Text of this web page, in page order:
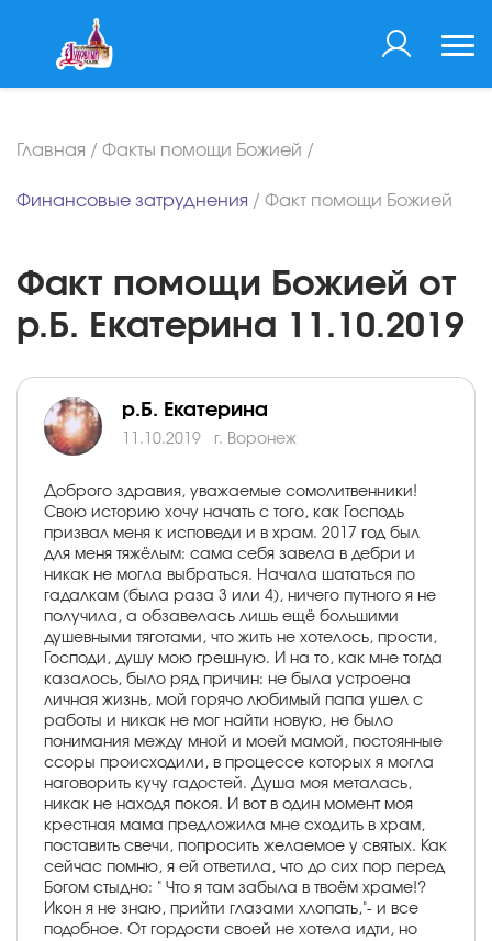
Главная / Факты помощи Божией /
Финансовые затруднения / Факт помощи Божией
Факт помощи Божией от
р.Б. Екатерина 11.10.2019
р.Б. Екатерина
11.10.2019 г. Воронеж
Доброго здравия, уважаемые сомолитвенники!
Свою историю хочу начать с того, как Господь
призвал меня к исповеди и в храм. 2017 год был
для меня тяжёлым: сама себя завела в дебри и
никак не могла выбраться. Начала шататься по
гадалкам (была раза 3 или 4), ничего путного я не
получила, а обзавелась лишь ещё большими
душевными тяготами, что жить не хотелось, прости,
Господи, душу мою грешную. И на то, как мне тогда
казалось, было ряд причин: не была устроена
личная жизнь, мой горячо любимый папа ушел с
работы и никак не мог найти новую, не было
понимания между мной и моей мамой, постоянные
ссоры происходили, в процессе которых я могла
наговорить кучу гадостей. Душа моя металась,
никак не находя покоя. И вот в один момент моя
крестная мама предложила мне сходить в храм,
поставить свечи, попросить желаемое у святых. Как
сейчас помню, я ей ответила, что до сих пор перед
Богом стыдно: " Что я там забыла в твоём храме!?
Икон я не знаю, прийти глазами хлопать,"- и все
подобное. От гордости своей не хотела идти, но